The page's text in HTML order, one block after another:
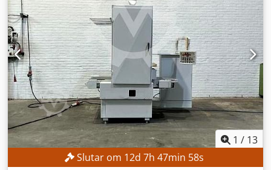
1 / 13
Slutar om 12d 7h 47min 56s